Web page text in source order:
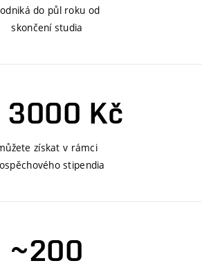
do půl roku od
skončení studia
3000 Kč
získat v rámci
stipendia
~200